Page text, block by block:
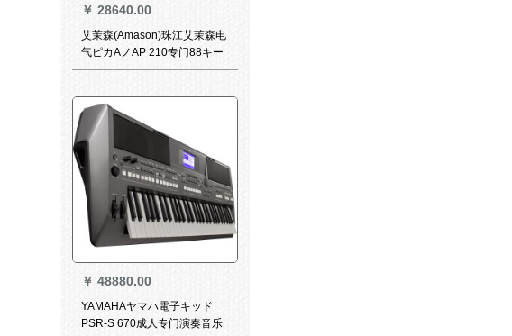
￥ 28640.00
艾茉森(Amason)珠江艾茉森电
气ピカAノAP 210专门88キー
ボード重槌専门立体知能初心
￥ 48880.00
YAMAHAヤマハ電子キッド
PSR-S 670成人专门演奏音乐